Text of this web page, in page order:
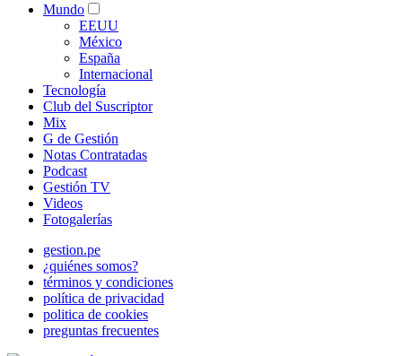
Mundo
EEUU
México
España
Internacional
Tecnología
Club del Suscriptor
Mix
G de Gestión
Notas Contratadas
Podcast
Gestión TV
Videos
Fotogalerías
gestion.pe
¿quiénes somos?
términos y condiciones
política de privacidad
politica de cookies
preguntas frecuentes